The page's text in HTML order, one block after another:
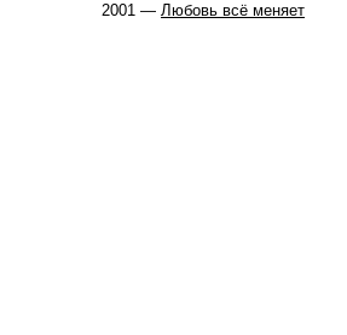
2001 — Любовь всё меняет